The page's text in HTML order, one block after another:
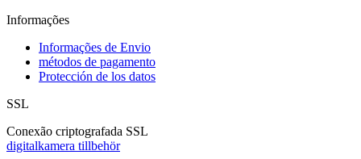
Informações
Informações de Envio
métodos de pagamento
Protección de los datos
SSL
Conexão criptografada SSL
digitalkamera tillbehör